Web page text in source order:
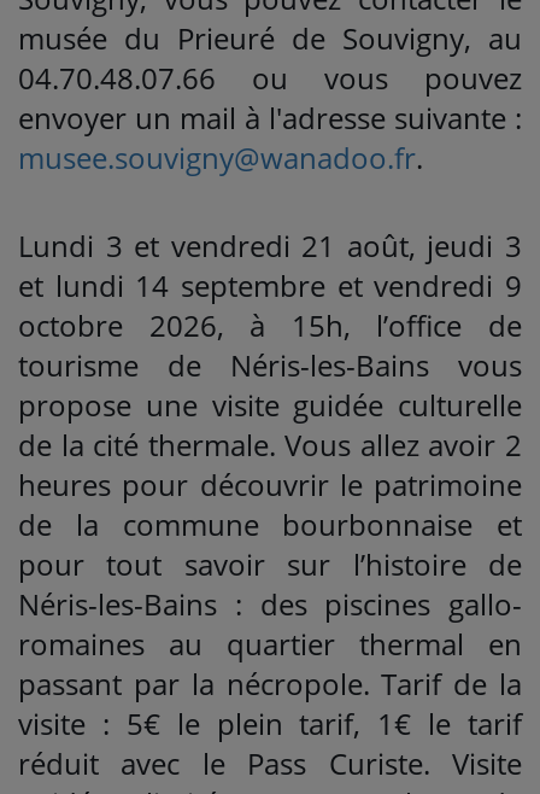
musée du Prieuré de Souvigny, au
04.70.48.07.66 ou vous pouvez
envoyer un mail à l'adresse suivante :
musee.souvigny@wanadoo.fr.
Lundi 3 et vendredi 21 août, jeudi 3
et lundi 14 septembre et vendredi 9
octobre 2026, à 15h, l’office de
tourisme de Néris-les-Bains vous
propose une visite guidée culturelle
de la cité thermale. Vous allez avoir 2
heures pour découvrir le patrimoine
de la commune bourbonnaise et
pour tout savoir sur l’histoire de
Néris-les-Bains : des piscines gallo-
romaines au quartier thermal en
passant par la nécropole. Tarif de la
visite : 5€ le plein tarif, 1€ le tarif
réduit avec le Pass Curiste. Visite